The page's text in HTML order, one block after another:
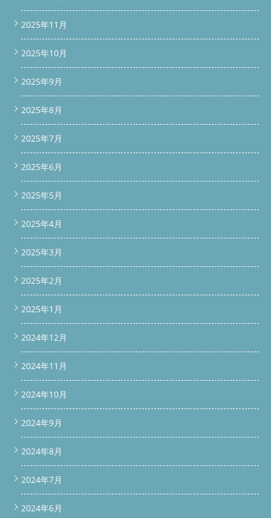
2025年11月
2025年10月
2025年9月
2025年8月
2025年7月
2025年6月
2025年5月
2025年4月
2025年3月
2025年2月
2025年1月
2024年12月
2024年11月
2024年10月
2024年9月
2024年8月
2024年7月
2024年6月